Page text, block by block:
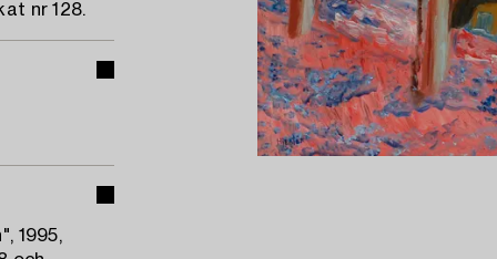
nr 128.
1995,